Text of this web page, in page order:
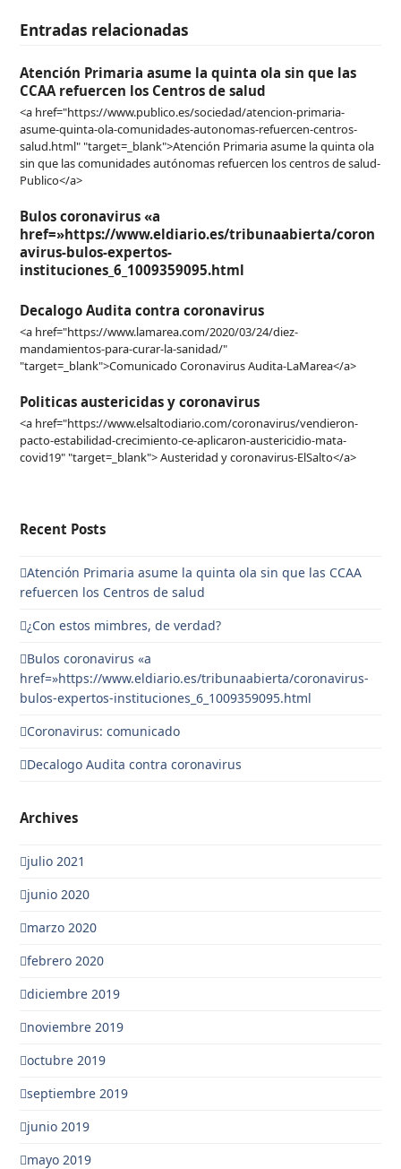
Entradas relacionadas
Atención Primaria asume la quinta ola sin que las
CCAA refuercen los Centros de salud
<a href="https://www.publico.es/sociedad/atencion-primaria-
asume-quinta-ola-comunidades-autonomas-refuercen-centros-
salud.html" "target=_blank">Atención Primaria asume la quinta ola
sin que las comunidades autónomas refuercen los centros de salud-
Publico</a>
Bulos coronavirus «a
href=»https://www.eldiario.es/tribunaabierta/coron
avirus-bulos-expertos-
instituciones_6_1009359095.html
Decalogo Audita contra coronavirus
<a href="https://www.lamarea.com/2020/03/24/diez-
mandamientos-para-curar-la-sanidad/"
"target=_blank">Comunicado Coronavirus Audita-LaMarea</a>
Politicas austericidas y coronavirus
<a href="https://www.elsaltodiario.com/coronavirus/vendieron-
pacto-estabilidad-crecimiento-ce-aplicaron-austericidio-mata-
covid19" "target=_blank"> Austeridad y coronavirus-ElSalto</a>
Recent Posts
Atención Primaria asume la quinta ola sin que las CCAA
refuercen los Centros de salud
¿Con estos mimbres, de verdad?
Bulos coronavirus «a
href=»https://www.eldiario.es/tribunaabierta/coronavirus-
bulos-expertos-instituciones_6_1009359095.html
Coronavirus: comunicado
Decalogo Audita contra coronavirus
Archives
julio 2021
junio 2020
marzo 2020
febrero 2020
diciembre 2019
noviembre 2019
octubre 2019
septiembre 2019
junio 2019
mayo 2019